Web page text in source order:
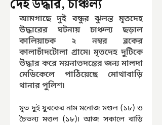
দেহ উদ্ধার, চাঞ্চল্য
আমগাছে দুই বন্ধুর ঝুলন্ত মৃতদেহ
উদ্ধারের ঘটনায় চাঞ্চল্য ছড়াল
কালিয়াচক ২ নম্বর ব্লকের
কালাচাঁদটোলা গ্রামে৷ মৃতদেহ দুটিকে
উদ্ধার করে ময়নাতদন্তের জন্য মালদা
মেডিকেলে পাঠিয়েছে মোথাবাড়ি
থানার পুলিশ৷
মৃত দুই যুবকের নাম মনোজ মণ্ডল (১৮) ও
চৈতন্য মণ্ডল (১৮)৷ আজ সকালে বাড়ি